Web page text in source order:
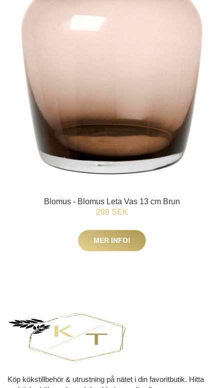
Blomus - Blomus Leta Vas 13 cm Brun
299 SEK
MER INFO!
Köp kökstillbehör & utrustning på nätet i din favoritbutik. Hitta